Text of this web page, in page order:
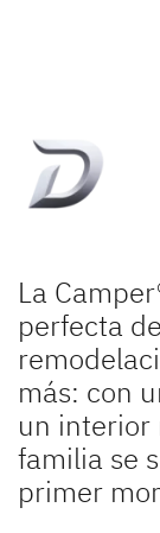
La
perfecta
más: con
un interior
familia se
primer